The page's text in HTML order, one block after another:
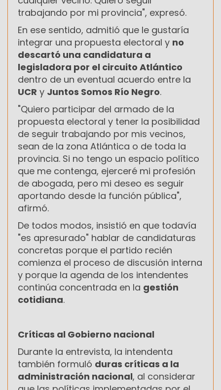
trabajando por mi provincia", expresó.
En ese sentido, admitió que le gustaría
integrar una propuesta electoral y no
descartó una candidatura a
legisladora por el circuito Atlántico
dentro de un eventual acuerdo entre la
UCR y Juntos Somos Río Negro.
"Quiero participar del armado de la
propuesta electoral y tener la posibilidad
de seguir trabajando por mis vecinos,
sean de la zona Atlántica o de toda la
provincia. Si no tengo un espacio político
que me contenga, ejerceré mi profesión
de abogada, pero mi deseo es seguir
aportando desde la función pública",
afirmó.
De todos modos, insistió en que todavía
"es apresurado" hablar de candidaturas
concretas porque el partido recién
comienza el proceso de discusión interna
y porque la agenda de los intendentes
continúa concentrada en la gestión
cotidiana.
Críticas al Gobierno nacional
Durante la entrevista, la intendenta
también formuló duras críticas a la
administración nacional, al considerar